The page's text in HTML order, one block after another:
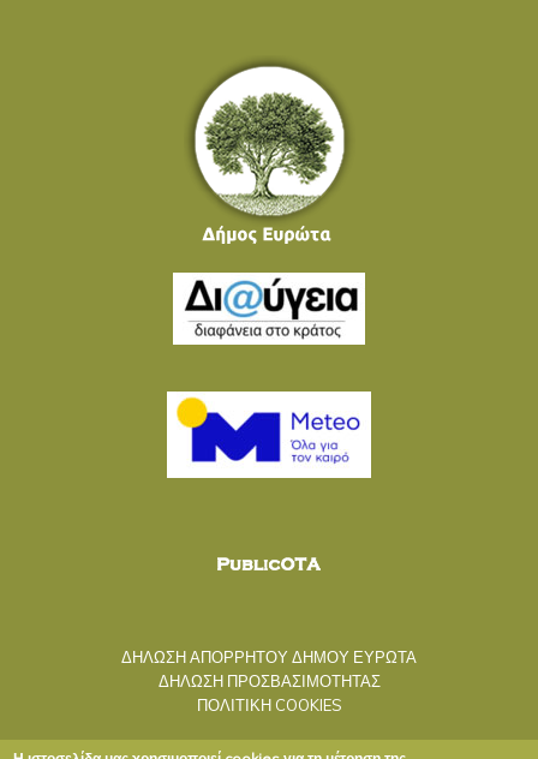
ΔΗΛΩΣΗ ΑΠΟΡΡΗΤΟΥ ΔΗΜΟΥ ΕΥΡΩΤΑ
ΔΗΛΩΣΗ ΠΡΟΣΒΑΣΙΜΟΤΗΤΑΣ
ΠΟΛΙΤΙΚΗ COOKIES